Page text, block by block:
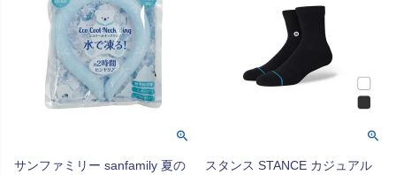
サンファミリー sanfamily 夏の
スタンス STANCE カジュアル